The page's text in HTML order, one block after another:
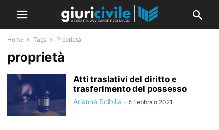
Home Tags Proprietà
proprietà
Atti traslativi del diritto e
trasferimento del possesso
Arianna Scibilia - 5 Febbraio 2021